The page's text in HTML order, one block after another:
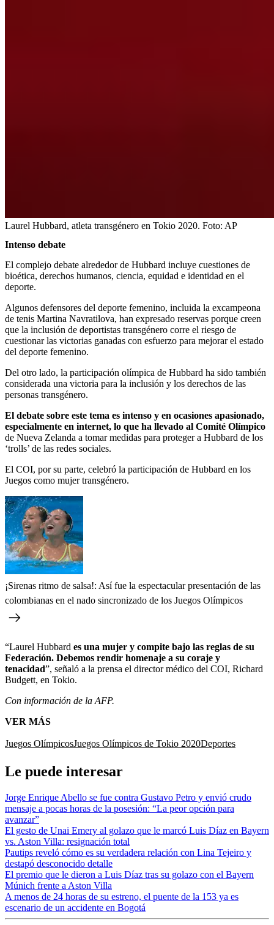
Laurel Hubbard, atleta transgénero en Tokio 2020. Foto: AP
Intenso debate
El complejo debate alrededor de Hubbard incluye cuestiones de
bioética, derechos humanos, ciencia, equidad e identidad en el
deporte.
Algunos defensores del deporte femenino, incluida la excampeona
de tenis Martina Navratilova, han expresado reservas porque creen
que la inclusión de deportistas transgénero corre el riesgo de
cuestionar las victorias ganadas con esfuerzo para mejorar el estado
del deporte femenino.
Del otro lado, la participación olímpica de Hubbard ha sido también
considerada una victoria para la inclusión y los derechos de las
personas transgénero.
El debate sobre este tema es intenso y en ocasiones apasionado,
especialmente en internet, lo que ha llevado al Comité Olímpico
de Nueva Zelanda a tomar medidas para proteger a Hubbard de los
‘trolls’ de las redes sociales.
El COI, por su parte, celebró la participación de Hubbard en los
Juegos como mujer transgénero.
¡Sirenas ritmo de salsa!: Así fue la espectacular presentación de las
colombianas en el nado sincronizado de los Juegos Olímpicos
“Laurel Hubbard es una mujer y compite bajo las reglas de su
Federación. Debemos rendir homenaje a su coraje y
tenacidad”, señaló a la prensa el director médico del COI, Richard
Budgett, en Tokio.
Con información de la AFP.
VER MÁS
Juegos OlímpicosJuegos Olímpicos de Tokio 2020Deportes
Le puede interesar
Jorge Enrique Abello se fue contra Gustavo Petro y envió crudo
mensaje a pocas horas de la posesión: “La peor opción para
avanzar”
El gesto de Unai Emery al golazo que le marcó Luis Díaz en Bayern
vs. Aston Villa: resignación total
Pautips reveló cómo es su verdadera relación con Lina Tejeiro y
destapó desconocido detalle
El premio que le dieron a Luis Díaz tras su golazo con el Bayern
Múnich frente a Aston Villa
A menos de 24 horas de su estreno, el puente de la 153 ya es
escenario de un accidente en Bogotá